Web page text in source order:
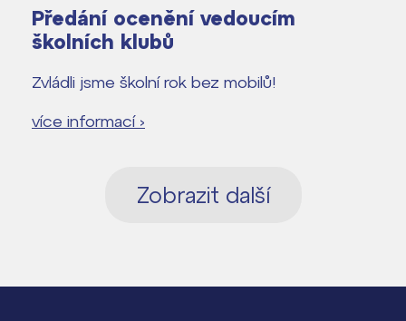
Předání ocenění vedoucím
školních klubů
Zvládli jsme školní rok bez mobilů!
více informací ›
Zobrazit další